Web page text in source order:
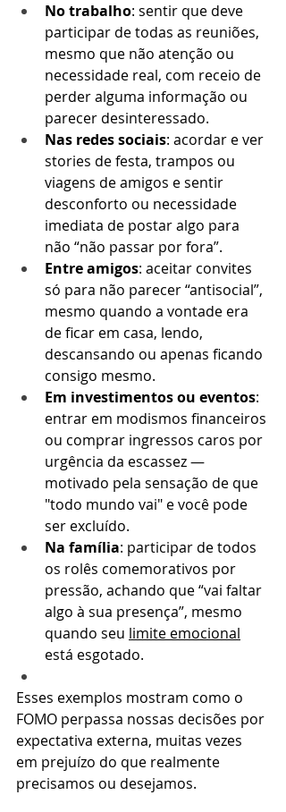
No trabalho: sentir que deve
participar de todas as reuniões,
mesmo que não atenção ou
necessidade real, com receio de
perder alguma informação ou
parecer desinteressado.
Nas redes sociais: acordar e ver
stories de festa, trampos ou
viagens de amigos e sentir
desconforto ou necessidade
imediata de postar algo para
não “não passar por fora”.
Entre amigos: aceitar convites
só para não parecer “antisocial”,
mesmo quando a vontade era
de ficar em casa, lendo,
descansando ou apenas ficando
consigo mesmo.
Em investimentos ou eventos:
entrar em modismos financeiros
ou comprar ingressos caros por
urgência da escassez —
motivado pela sensação de que
"todo mundo vai" e você pode
ser excluído.
Na família: participar de todos
os rolês comemorativos por
pressão, achando que “vai faltar
algo à sua presença”, mesmo
quando seu limite emocional
está esgotado.
Esses exemplos mostram como o
FOMO perpassa nossas decisões por
expectativa externa, muitas vezes
em prejuízo do que realmente
precisamos ou desejamos.